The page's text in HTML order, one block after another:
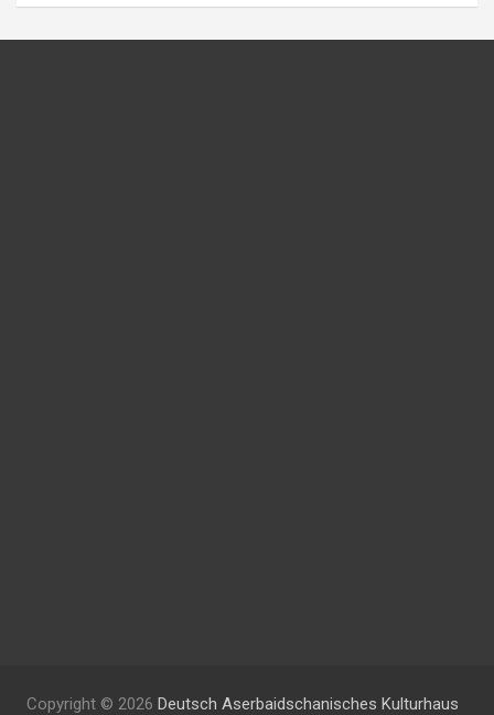
Copyright © 2026 Deutsch Aserbaidschanisches Kulturhaus